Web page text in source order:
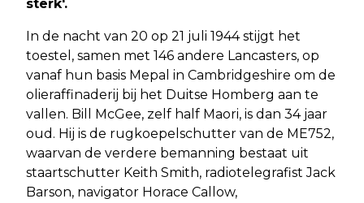
sterk'.
In de nacht van 20 op 21 juli 1944 stijgt het
toestel, samen met 146 andere Lancasters, op
vanaf hun basis Mepal in Cambridgeshire om de
olieraffinaderij bij het Duitse Homberg aan te
vallen. Bill McGee, zelf half Maori, is dan 34 jaar
oud. Hij is de rugkoepelschutter van de ME752,
waarvan de verdere bemanning bestaat uit
staartschutter Keith Smith, radiotelegrafist Jack
Barson, navigator Horace Callow,